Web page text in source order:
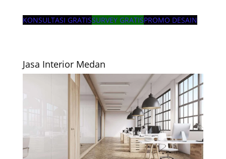
KONSULTASI GRATISSURVEY GRATISPROMO DESAIN
Jasa Interior Medan